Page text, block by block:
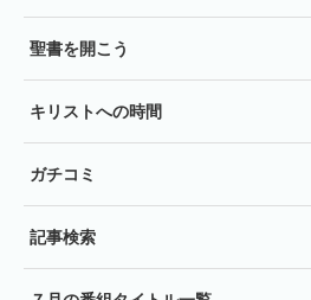
聖書を開こう
キリストへの時間
ガチコミ
記事検索